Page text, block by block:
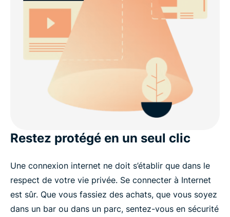
Restez protégé en un seul clic
Une connexion internet ne doit s’établir que dans le
respect de votre vie privée. Se connecter à Internet
est sûr. Que vous fassiez des achats, que vous soyez
dans un bar ou dans un parc, sentez-vous en sécurité